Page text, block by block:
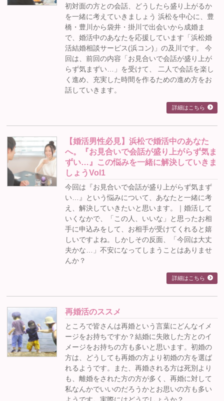
初対面の方との会話、どうしたら盛り上がるか
を一緒に考えていきましょう 浜松を中心に、豊
橋・豊川から袋井・掛川で出会いから成婚ま
で、婚活中のあなたを応援しています「浜松婚
活結婚相談サービス(浜コン)」の及川です。 今
回は、前回の内容「お見合いで会話が盛り上が
らず気まずい…」を受けて、 二人で会話を楽し
く進め、充実した時間を作るための進め方をお
話していきます。
詳細はこちら
【婚活男性必見】浜松で婚活中のあなた
へ。『お見合いで会話が盛り上がらず気ま
ずい…』この悩みを一緒に解決していきま
しょうVol1
今回は『お見合いで会話が盛り上がらず気まず
い…』という悩みについて、あなたと一緒に考
え、解決していきたいと思います。｜婚活して
いくなかで、「この人、いいな」と思ったお相
手に申込みをして、お相手が受けてくれると嬉
しいですよね。しかしその反面、「今回は大丈
夫かな…」不安になってしまうことはありませ
んか？
詳細はこちら
再婚活のススメ
ところで皆さんは再婚という言葉にどんなイメ
ージをお持ちですか？結婚に失敗した方とのイ
メージをお持ちの方も多いと思います。初婚の
方は、どうしても再婚の方より初婚の方を選ば
れるようです。また、再婚される方は死別より
も、離婚をされた方の方が多く、再婚に対して
私なんかでいいのだろうかとお思いの方も多い